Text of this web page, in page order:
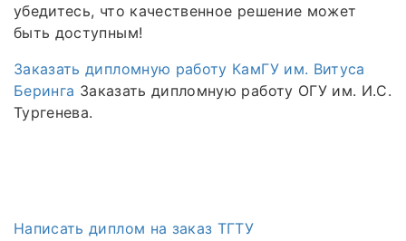
убедитесь, что качественное решение может
быть доступным!
Заказать дипломную работу КамГУ им. Витуса
Беринга Заказать дипломную работу ОГУ им. И.С.
Тургенева.
Написать диплом на заказ ТГТУ